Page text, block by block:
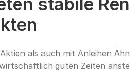
als auch mit Anleihen
guten Zeiten